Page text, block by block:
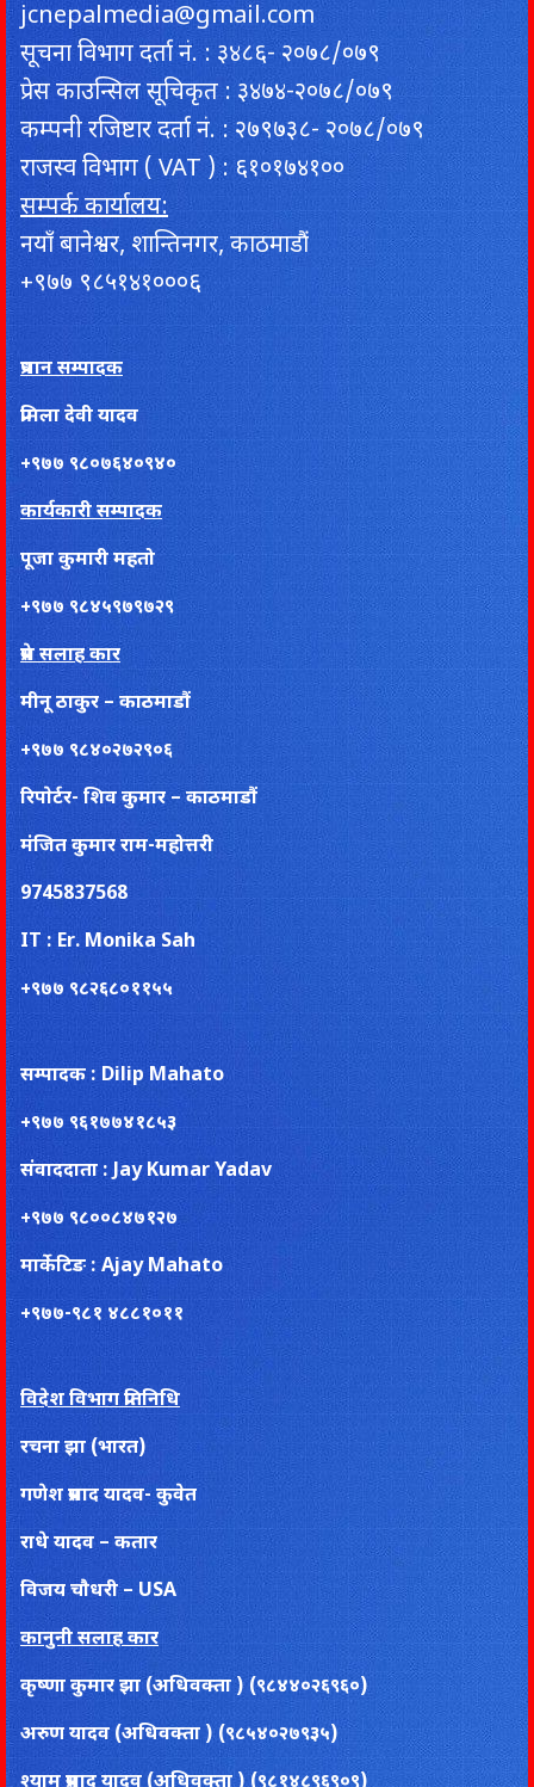
jcnepalmedia@gmail.com
सूचना विभाग दर्ता नं. : ३४८६- २०७८/०७९
प्रेस काउन्सिल सूचिकृत : ३४७४-२०७८/०७९
कम्पनी रजिष्टार दर्ता नं. : २७९७३८- २०७८/०७९
राजस्व विभाग ( VAT ) : ६१०१७४१००
सम्पर्क कार्यालय:
नयाँ बानेश्वर, शान्तिनगर, काठमाडौं
+९७७ ९८५१४१०००६
प्रधान सम्पादक
प्रमिला देवी यादव
+९७७ ९८०७६४०९४०
कार्यकारी सम्पादक
पूजा कुमारी महतो
+९७७ ९८४५९७९७२९
प्रेस सलाह कार
मीनू ठाकुर – काठमाडौं
+९७७ ९८४०२७२९०६
रिपाेर्टर- शिव कुमार – काठमाडौं
मंजित कुमार राम-महोत्तरी
9745837568
IT : Er. Monika Sah
+९७७ ९८२६८०११५५
सम्पादक : Dilip Mahato
+९७७ ९६१७७४१८५३
संवाददाता : Jay Kumar Yadav
+९७७ ९८००८४७१२७
मार्केटिङ : Ajay Mahato
+९७७-९८१ ४८८१०११
विदेश विभाग प्रतिनिधि
रचना झा (भारत)
गणेश प्रसाद यादव- कुवेत
राधे यादव – कतार
विजय चाैधरी – USA
कानुनी सलाह कार
कृष्णा कुमार झा (अधिवक्ता ) (९८४४०२६९६०)
अरुण यादव (अधिवक्ता ) (९८५४०२७९३५)